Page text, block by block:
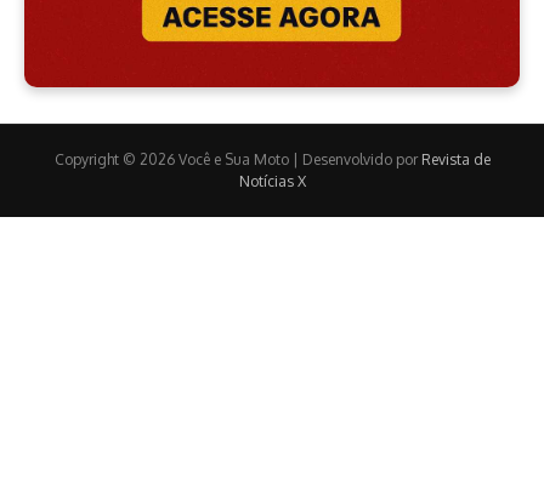
Copyright © 2026 Você e Sua Moto | Desenvolvido por Revista de
Notícias X